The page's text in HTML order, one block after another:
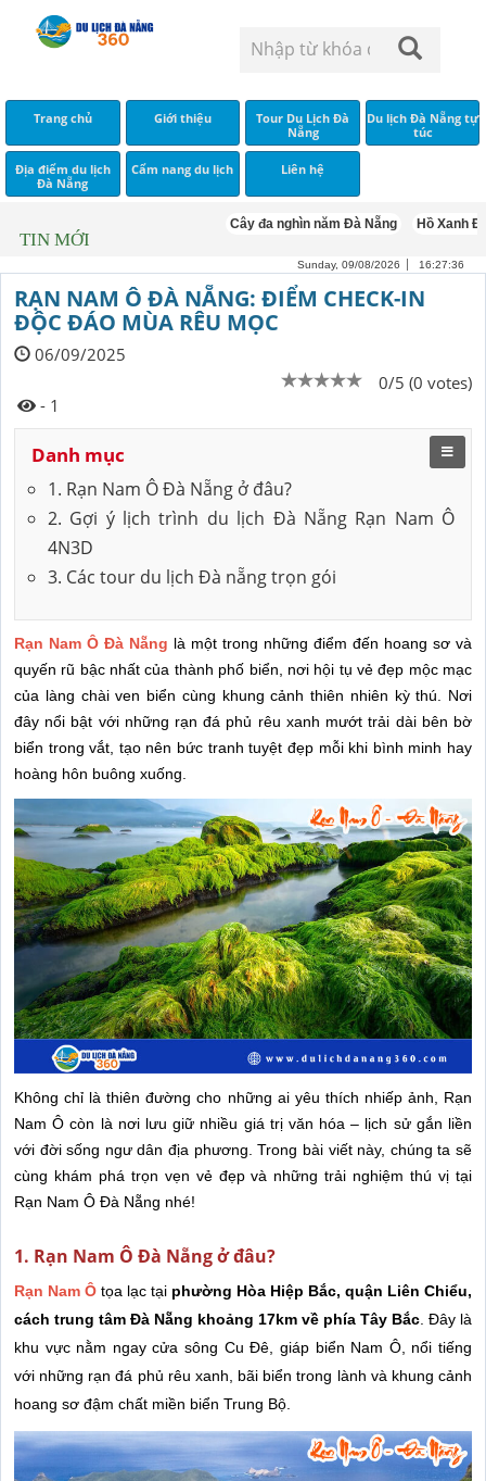
Trang chủ Giới thiệu
Tour Du Lịch Đà
Nẵng
Du lịch Đà Nẵng tự
túc
Địa điểm du lịch
Đà Nẵng
Cẩm nang du lịch Liên hệ
TIN MỚI
Cây đa nghìn năm Đà Nẵng Hồ Xanh Đà
Sunday, 09/08/2026 16:27:37
RẠN NAM Ô ĐÀ NẴNG: ĐIỂM CHECK-IN
ĐỘC ĐÁO MÙA RÊU MỌC
06/09/2025
0/5 (0 votes)
- 1
Danh mục
1. Rạn Nam Ô Đà Nẵng ở đâu?
2. Gợi ý lịch trình du lịch Đà Nẵng Rạn Nam Ô
4N3D
3. Các tour du lịch Đà nẵng trọn gói
Rạn Nam Ô Đà Nẵng là một trong những điểm đến hoang sơ và
quyến rũ bậc nhất của thành phố biển, nơi hội tụ vẻ đẹp mộc mạc
của làng chài ven biển cùng khung cảnh thiên nhiên kỳ thú. Nơi
đây nổi bật với những rạn đá phủ rêu xanh mướt trải dài bên bờ
biển trong vắt, tạo nên bức tranh tuyệt đẹp mỗi khi bình minh hay
hoàng hôn buông xuống.
Không chỉ là thiên đường cho những ai yêu thích nhiếp ảnh, Rạn
Nam Ô còn là nơi lưu giữ nhiều giá trị văn hóa – lịch sử gắn liền
với đời sống ngư dân địa phương. Trong bài viết này, chúng ta sẽ
cùng khám phá trọn vẹn vẻ đẹp và những trải nghiệm thú vị tại
Rạn Nam Ô Đà Nẵng nhé!
1. Rạn Nam Ô Đà Nẵng ở đâu?
Rạn Nam Ô tọa lạc tại phường Hòa Hiệp Bắc, quận Liên Chiểu,
cách trung tâm Đà Nẵng khoảng 17km về phía Tây Bắc . Đây là
khu vực nằm ngay cửa sông Cu Đê, giáp biển Nam Ô, nổi tiếng
với những rạn đá phủ rêu xanh, bãi biển trong lành và khung cảnh
hoang sơ đậm chất miền biển Trung Bộ.